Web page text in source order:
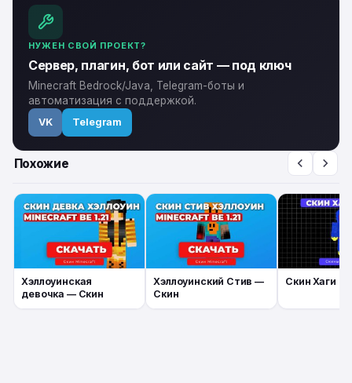
НУЖЕН СВОЙ ПРОЕКТ?
Сервер, плагин, бот или сайт — под ключ
Minecraft Bedrock/Java, Telegram-боты и
автоматизация с поддержкой.
VK Telegram
Похожие
Хэллоуинская
девочка — Скин
Хэллоуинский Стив —
Скин
Скин Хаги